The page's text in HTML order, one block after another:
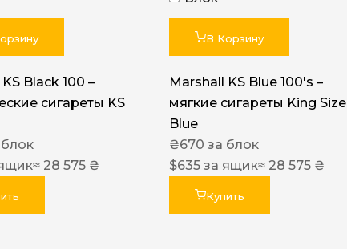
Nistru
Montecristo
Black 100 –
сигареты KS
≈ 28 575 ₴
В Корзину
Marshall KS Blue 100's –
мягкие сигареты King Size
Blue
₴670 за блок
$635 за ящик≈ 28 575 ₴
Купить